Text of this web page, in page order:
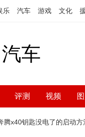
乐 汽车 游戏 文化
汽车
评测 视频
腾x40钥匙没电了的启动方